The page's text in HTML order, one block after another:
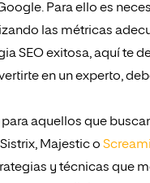
Para ello es
las métricas
SEO exitosa, aquí te
en un experto,
aquellos que
Majestic o
y técnicas que